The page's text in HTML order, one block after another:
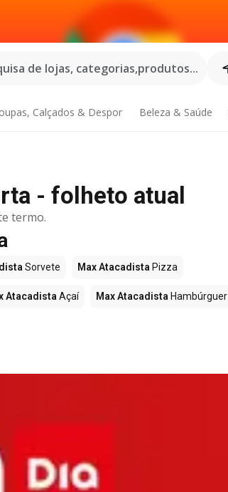
de lojas, categorias,produtos...
Calçados & Despor Beleza & Saúde
- folheto atual
termo.
Sorvete Max Atacadista Pizza
Atacadista Açaí Max Atacadista Hambúrguer